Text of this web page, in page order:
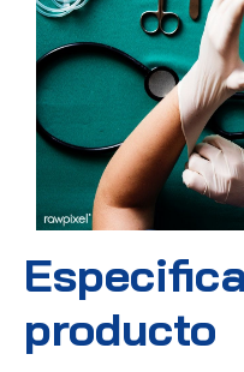
producto